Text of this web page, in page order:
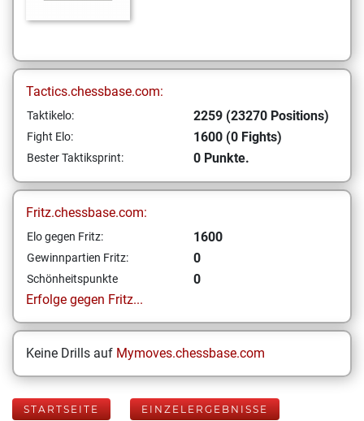
Tactics.chessbase.com:
Taktikelo: 2259 (23270 Positions)
Fight Elo: 1600 (0 Fights)
Bester Taktiksprint: 0 Punkte.
Fritz.chessbase.com:
Elo gegen Fritz: 1600
Gewinnpartien Fritz: 0
Schönheitspunkte
0
Erfolge gegen Fritz...
Keine Drills auf Mymoves.chessbase.com
STARTSEITE EINZELERGEBNISSE